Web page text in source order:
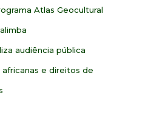
Atlas Geocultural
audiência pública
e direitos de